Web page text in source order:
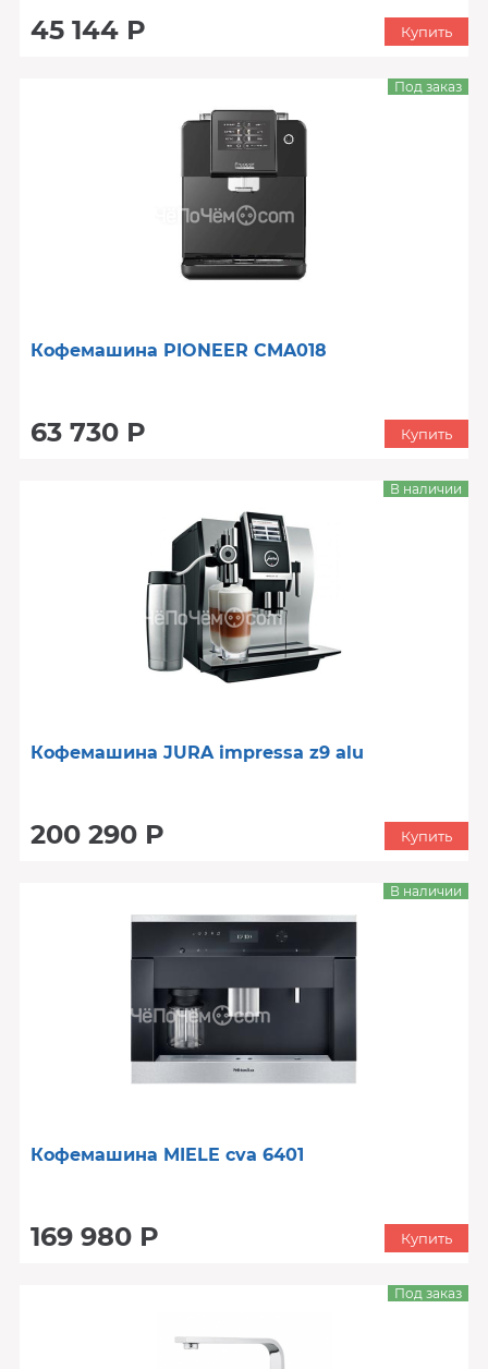
45 144 Р Купить
Кофемашина PIONEER CMA018
63 730 Р
Под заказ
Купить
Кофемашина JURA impressa z9 alu
200 290 Р
В наличии
Купить
Кофемашина MIELE cva 6401
169 980 Р
В наличии
Купить
Под заказ